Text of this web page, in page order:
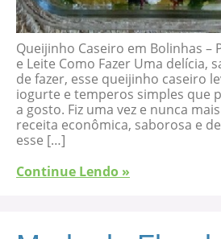
Queijinho Caseiro em Bolinhas –
e Leite Como Fazer Uma delícia,
de fazer, esse queijinho caseiro
iogurte e temperos simples que
a gosto. Fiz uma vez e nunca
receita econômica, saborosa e
esse […]
Continue Lendo »